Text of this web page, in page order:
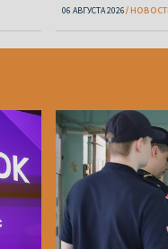
06 АВГУСТА 2026